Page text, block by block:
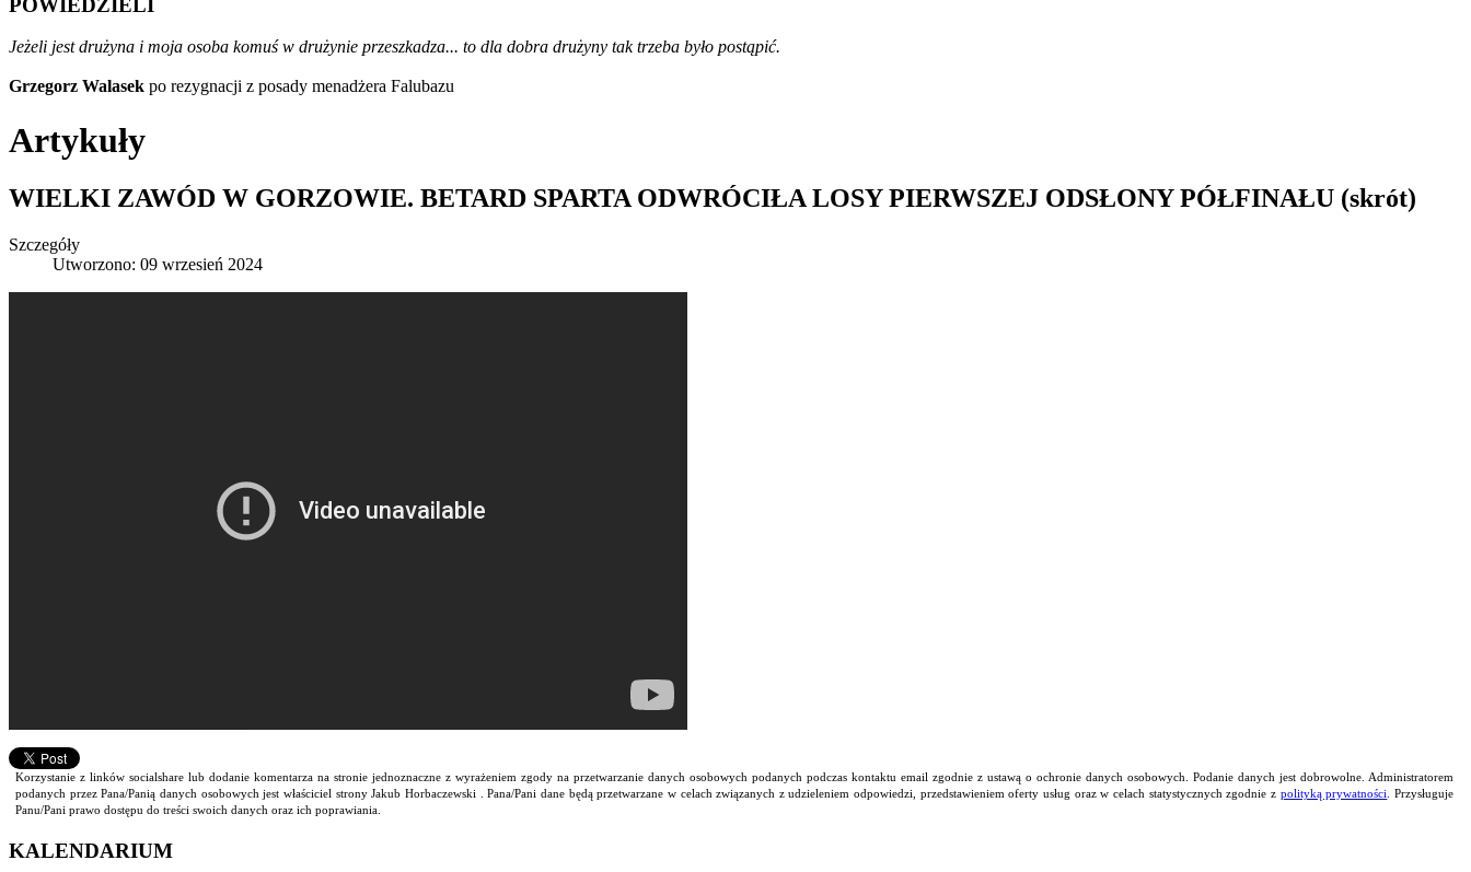
Jeżeli jest drużyna i moja osoba komuś w drużynie przeszkadza... to dla dobra drużyny tak trzeba było postąpić.
Grzegorz Walasek po rezygnacji z posady menadżera Falubazu
Artykuły
WIELKI ZAWÓD W GORZOWIE. BETARD SPARTA ODWRÓCIŁA LOSY PIERWSZEJ ODSŁONY PÓŁFINAŁU (skrót)
Szczegóły
Utworzono: 09 wrzesień 2024
Korzystanie z linków socialshare lub dodanie komentarza na stronie jednoznaczne z wyrażeniem zgody na przetwarzanie danych osobowych podanych podczas kontaktu email zgodnie z ustawą o ochronie danych osobowych. Podanie danych jest dobrowolne. Administratorem
podanych przez Pana/Panią danych osobowych jest właściciel strony Jakub Horbaczewski . Pana/Pani dane będą przetwarzane w celach związanych z udzieleniem odpowiedzi, przedstawieniem oferty usług oraz w celach statystycznych zgodnie z polityką prywatności
. Przysługuje
Panu/Pani prawo dostępu do treści swoich danych oraz ich poprawiania.
KALENDARIUM